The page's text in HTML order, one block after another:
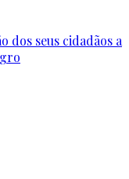
dos seus cidadãos a